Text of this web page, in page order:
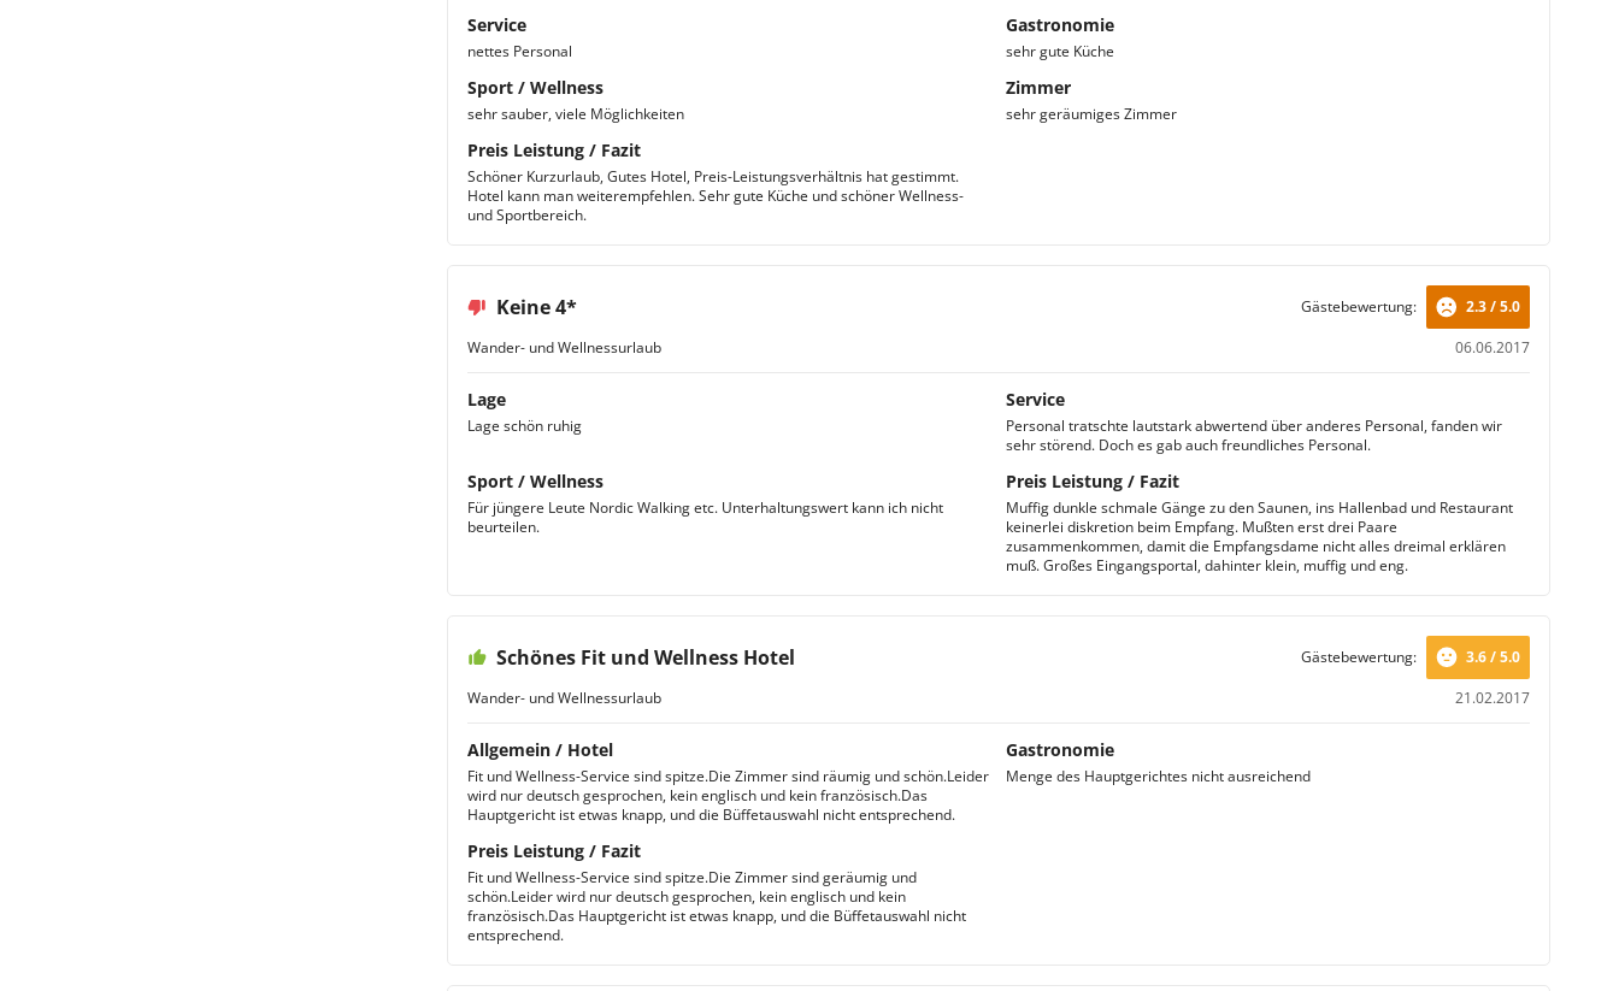
Service
nettes Personal
Gastronomie
sehr gute Küche
Sport / Wellness
sehr sauber, viele Möglichkeiten
Zimmer
sehr geräumiges Zimmer
Preis Leistung / Fazit
Schöner Kurzurlaub, Gutes Hotel, Preis-Leistungsverhältnis hat gestimmt.
Hotel kann man weiterempfehlen. Sehr gute Küche und schöner Wellness-
und Sportbereich.
Keine 4*
Wander- und Wellnessurlaub 06.06.2017
Gästebewertung: 2.3 / 5.0
Lage
Lage schön ruhig
Service
Personal tratschte lautstark abwertend über anderes Personal, fanden wir
sehr störend. Doch es gab auch freundliches Personal.
Sport / Wellness
Für jüngere Leute Nordic Walking etc. Unterhaltungswert kann ich nicht
beurteilen.
Preis Leistung / Fazit
Muffig dunkle schmale Gänge zu den Saunen, ins Hallenbad und Restaurant
keinerlei diskretion beim Empfang. Mußten erst drei Paare
zusammenkommen, damit die Empfangsdame nicht alles dreimal erklären
muß. Großes Eingangsportal, dahinter klein, muffig und eng.
Schönes Fit und Wellness Hotel
Wander- und Wellnessurlaub 21.02.2017
Gästebewertung: 3.6 / 5.0
Allgemein / Hotel
Fit und Wellness-Service sind spitze.Die Zimmer sind räumig und schön.Leider
wird nur deutsch gesprochen, kein englisch und kein französisch.Das
Hauptgericht ist etwas knapp, und die Büffetauswahl nicht entsprechend.
Gastronomie
Menge des Hauptgerichtes nicht ausreichend
Preis Leistung / Fazit
Fit und Wellness-Service sind spitze.Die Zimmer sind geräumig und
schön.Leider wird nur deutsch gesprochen, kein englisch und kein
französisch.Das Hauptgericht ist etwas knapp, und die Büffetauswahl nicht
entsprechend.